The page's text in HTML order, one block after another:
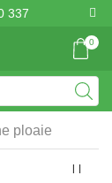
337
0
ploaie